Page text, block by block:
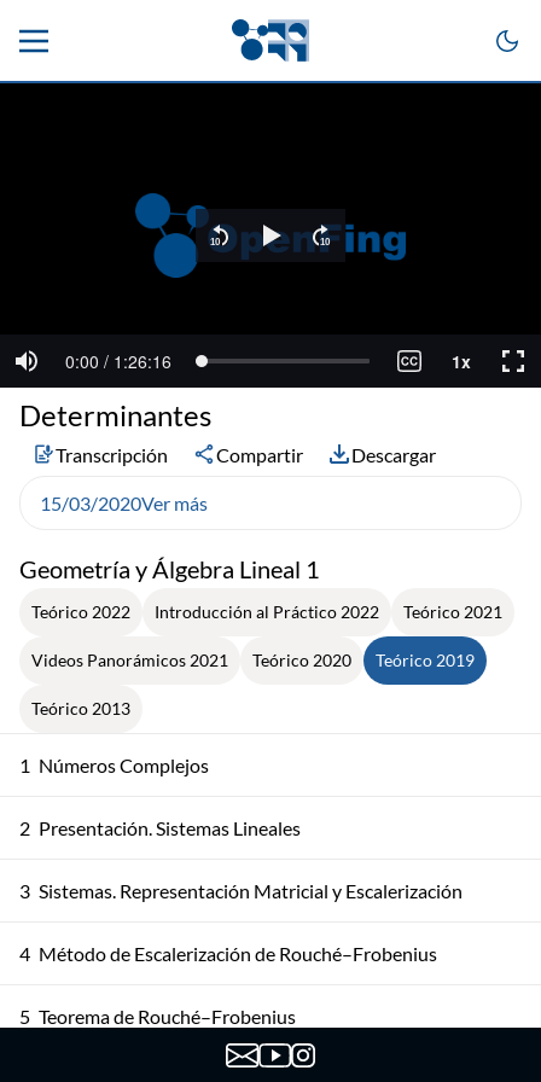
Geometría y Álgebra Lineal 1
Teórico 2022 Introducción al Práctico 2022 Teórico 2021
Videos Panorámicos 2021 Teórico 2020 Teórico 2019
Teórico 2013
1 Números Complejos
2 Presentación. Sistemas Lineales
3 Sistemas. Representación Matricial y Escalerización
4 Método de Escalerización de Rouché–Frobenius
5 Teorema de Rouché–Frobenius
Determinantes
Transcripción Compartir Descargar
15/03/2020Ver más